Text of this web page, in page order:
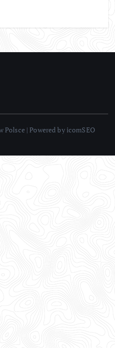
Polsce | Powered by icomSEO